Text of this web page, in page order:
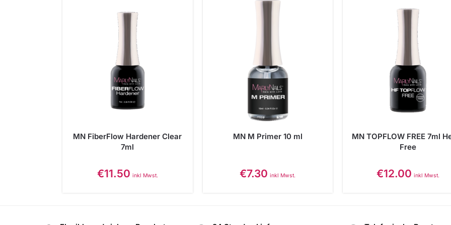
MN FiberFlow Hardener Clear
7ml
€11.50 inkl Mwst.
MN M Primer 10 ml
€7.30 inkl Mwst.
MN TOPFLOW FREE 7ml
Free
€12.00 inkl Mwst.